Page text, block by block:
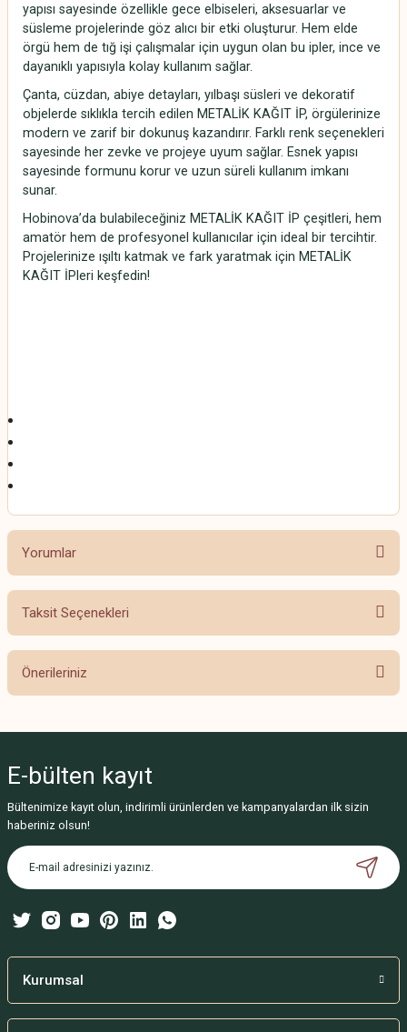
yapısı sayesinde özellikle gece elbiseleri, aksesuarlar ve
süsleme projelerinde göz alıcı bir etki oluşturur. Hem elde
örgü hem de tığ işi çalışmalar için uygun olan bu ipler, ince ve
dayanıklı yapısıyla kolay kullanım sağlar.
Çanta, cüzdan, abiye detayları, yılbaşı süsleri ve dekoratif
objelerde sıklıkla tercih edilen METALİK KAĞIT İP, örgülerinize
modern ve zarif bir dokunuş kazandırır. Farklı renk seçenekleri
sayesinde her zevke ve projeye uyum sağlar. Esnek yapısı
sayesinde formunu korur ve uzun süreli kullanım imkanı
sunar.
Hobinova’da bulabileceğiniz METALİK KAĞIT İP çeşitleri, hem
amatör hem de profesyonel kullanıcılar için ideal bir tercihtir.
Projelerinize ışıltı katmak ve fark yaratmak için METALİK
KAĞIT İPleri keşfedin!
Yorumlar
Taksit Seçenekleri
Önerileriniz
Görüş ve önerileriniz için teşekkür ederiz.
Ürün resmi kalitesiz, bozuk veya görüntülenemiyor.
Ürün açıklamasında eksik bilgiler bulunuyor.
Ürün bilgilerinde hatalar bulunuyor.
Bu ürüne benzer farklı alternatifler olmalı.
E-bülten kayıt
Bültenimize kayıt olun, indirimli ürünlerden ve kampanyalardan ilk sizin
haberiniz olsun!
Kurumsal